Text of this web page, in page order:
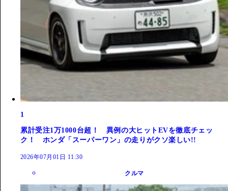
1
累計受注1万1000台超！ 異例の大ヒットEVを徹底チェッ
ク！ ホンダ「スーパーワン」の走りがクソ楽しい!!
2026年07月01日 11:30
クルマ